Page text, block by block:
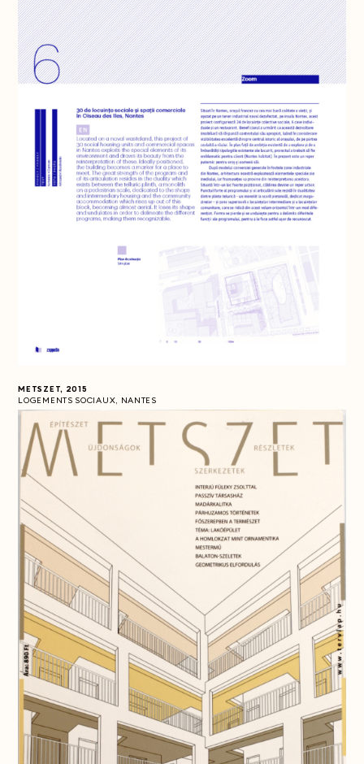
METSZET, 2015
LOGEMENTS SOCIAUX, NANTES